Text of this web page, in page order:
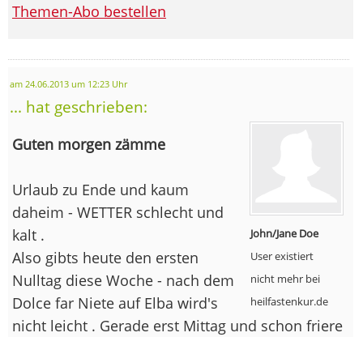
Themen-Abo bestellen
am 24.06.2013 um 12:23 Uhr
... hat geschrieben:
John/Jane Doe
User existiert
nicht mehr bei
heilfastenkur.de
Guten morgen zämme
Urlaub zu Ende und kaum
daheim - WETTER schlecht und
kalt .
Also gibts heute den ersten
Nulltag diese Woche - nach dem
Dolce far Niete auf Elba wird's
nicht leicht . Gerade erst Mittag und schon friere